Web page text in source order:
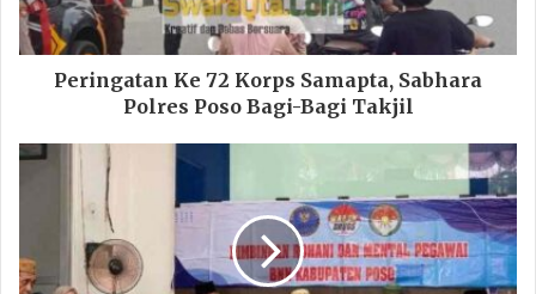
Peringatan Ke 72 Korps Samapta, Sabhara
Polres Poso Bagi-Bagi Takjil